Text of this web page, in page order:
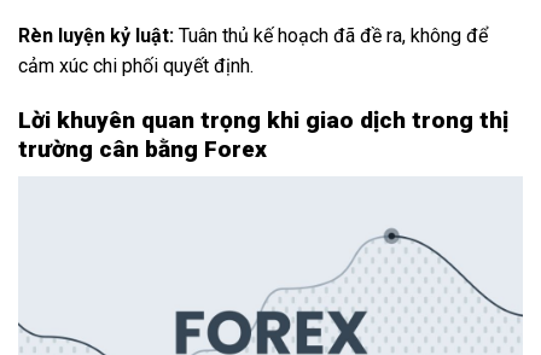
Rèn luyện kỷ luật: Tuân thủ kế hoạch đã đề ra, không để
cảm xúc chi phối quyết định.
Lời khuyên quan trọng khi giao dịch trong thị
trường cân bằng Forex